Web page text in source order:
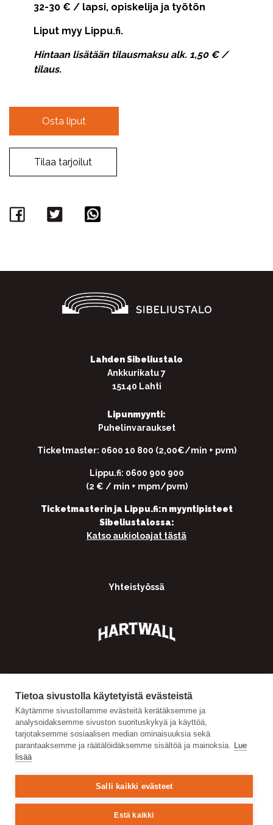
Tietoa sivustolla käytetyistä evästeistä
Käytämme sivustollamme evästeitä kerätäksemme ja
analysoidaksemme sivuston suorituskykyä ja käyttöä,
tarjotaksemme sosiaalisen median ominaisuuksia sekä
parantaaksemme ja räätälöidäksemme sisältöä ja mainoksia. Lue
lisää
Salli kaikki evästeet
Estä kaikki
32-30 € / lapsi, opiskelija ja työtön
Liput myy Lippu.fi.
Hintaan lisätään tilausmaksu alk. 1,50 € /
tilaus.
Osta liput
Tilaa tarjoilut
Facebook
Twitter
Lahden Sibeliustalo
Ankkurikatu 7
15140 Lahti
Lipunmyynti:
Puhelinvaraukset
Ticketmaster: 0600 10 800 (2,00€/min + pvm)
Lippu.fi: 0600 900 900
(2 € / min + mpm/pvm)
Ticketmasterin ja Lippu.fi:n myyntipisteet
Sibeliustalossa:
Katso aukioloajat tästä
Yhteistyössä